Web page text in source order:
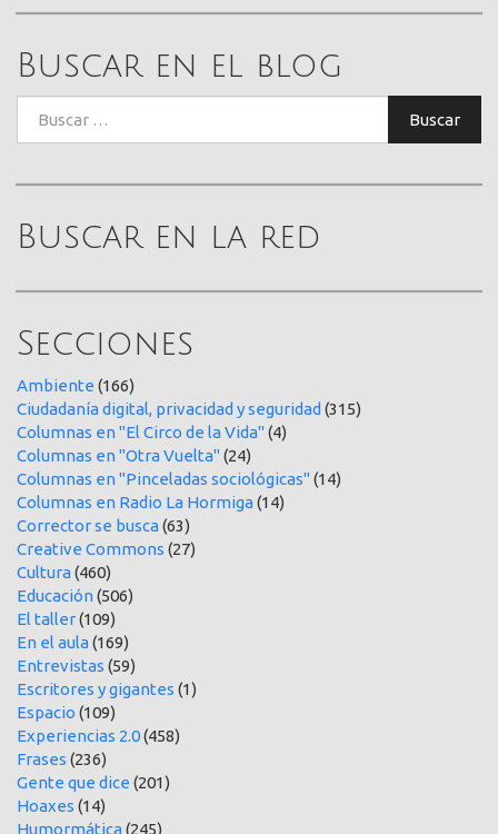
Buscar en el blog
Buscar
Buscar en la red
Secciones
Ambiente (166)
Ciudadanía digital, privacidad y seguridad (315)
Columnas en "El Circo de la Vida"(4)
Columnas en "Otra Vuelta"(24)
Columnas en "Pinceladas sociológicas"(14)
Columnas en Radio La Hormiga(14)
Corrector se busca(63)
Creative Commons (27)
Cultura(460)
Educación(506)
El taller(109)
En el aula(169)
Entrevistas (59)
Escritores y gigantes (1)
Espacio (109)
Experiencias 2.0(458)
Frases (236)
Gente que dice (201)
Hoaxes (14)
Humormática(245)